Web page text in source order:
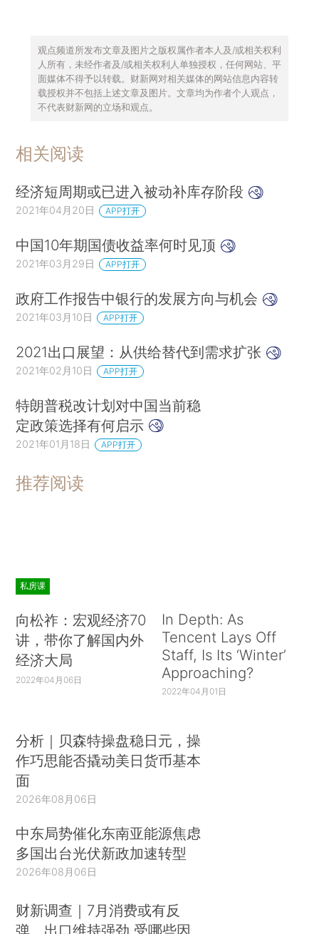
观点频道所发布文章及图片之版权属作者本人及/或相关权利
人所有，未经作者及/或相关权利人单独授权，任何网站、平
面媒体不得予以转载。财新网对相关媒体的网站信息内容转
载授权并不包括上述文章及图片。文章均为作者个人观点，
不代表财新网的立场和观点。
相关阅读
经济短周期或已进入被动补库存阶段
2021年04月20日 APP打开
中国10年期国债收益率何时见顶
2021年03月29日 APP打开
政府工作报告中银行的发展方向与机会
2021年03月10日 APP打开
2021出口展望：从供给替代到需求扩张
2021年02月10日 APP打开
特朗普税改计划对中国当前稳
定政策选择有何启示
2021年01月18日 APP打开
推荐阅读
私房课
向松祚：宏观经济70
讲，带你了解国内外
经济大局
2022年04月06日
In Depth: As
Tencent Lays Off
Staff, Is Its ‘Winter’
Approaching?
2022年04月01日
分析｜贝森特操盘稳日元，操
作巧思能否撬动美日货币基本
面
2026年08月06日
中东局势催化东南亚能源焦虑
多国出台光伏新政加速转型
2026年08月06日
财新调查｜7月消费或有反
弹、出口维持强劲 受哪些因